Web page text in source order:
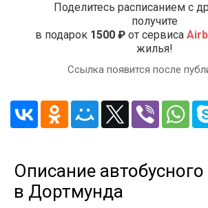
Поделитесь расписанием с
получите
в подарок 1500 ₽от сервиса
жилья!
Ссылка появится после
Описание
в Дортмунда